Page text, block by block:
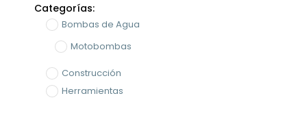
Categorías:
Bombas de Agua
Motobombas
Construcción
Herramientas